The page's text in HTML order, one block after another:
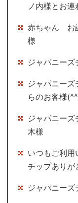
ノ内様とお連
赤ちゃん お
様
ジャパニー
ジャパニー
らのお客様
ジャパニー
木様
いつもご利
チップありが
ジャパニー